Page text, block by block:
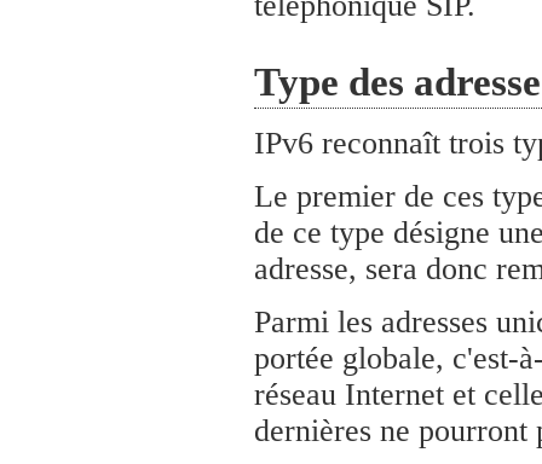
Type des
IPv6 reconnaît trois
Le premier de ces
de ce type désigne
adresse, sera donc
Parmi les adresses
portée globale, c'est-
réseau Internet et
dernières ne pourront